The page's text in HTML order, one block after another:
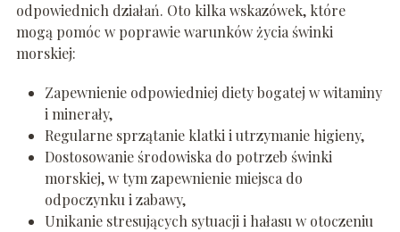
odpowiednich działań. Oto kilka wskazówek, które
mogą pomóc w poprawie warunków życia świnki
morskiej:
Zapewnienie odpowiedniej diety bogatej w witaminy
i minerały,
Regularne sprzątanie klatki i utrzymanie higieny,
Dostosowanie środowiska do potrzeb świnki
morskiej, w tym zapewnienie miejsca do
odpoczynku i zabawy,
Unikanie stresujących sytuacji i hałasu w otoczeniu